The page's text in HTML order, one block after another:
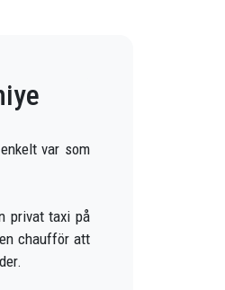
var som
privat taxi på
chaufför att